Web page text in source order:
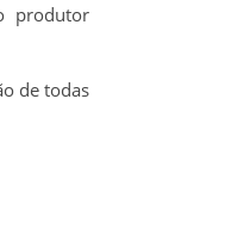
produtor
de todas